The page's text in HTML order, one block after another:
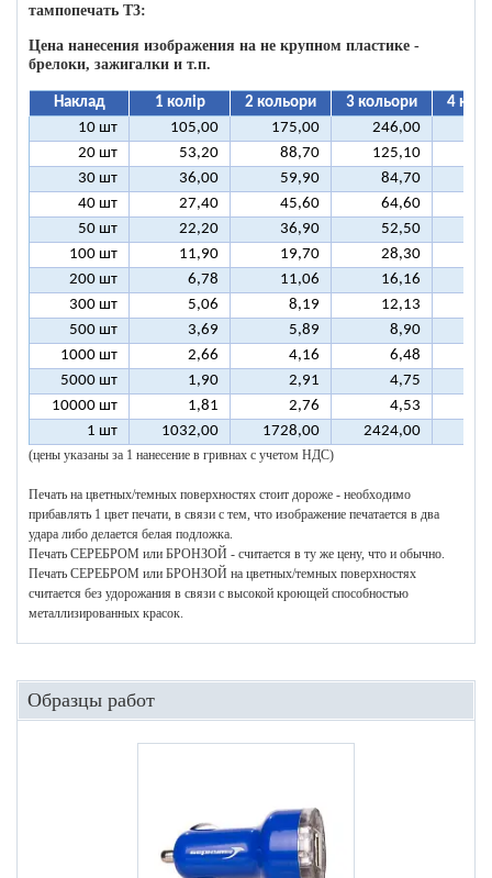
тампопечать T3:
Цена нанесения изображения на не крупном пластике -
брелоки, зажигалки и т.п.
Наклад 1 колір 2 кольори 3 кольори
4
10 шт
105,00 175,00 246,00
20 шт
53,20 88,70 125,10
30 шт
36,00 59,90 84,70
40 шт
27,40 45,60 64,60
50 шт
22,20 36,90 52,50
100 шт
11,90 19,70 28,30
200 шт
6,78 11,06 16,16
300 шт
5,06 8,19 12,13
500 шт
3,69 5,89 8,90
1000 шт
2,66 4,16 6,48
5000 шт
1,90 2,91 4,75
10000 шт
1,81 2,76 4,53
1 шт
1032,00 1728,00 2424,00
(цены указаны за 1 нанесение в гривнах с учетом НДС)
Печать на цветных/темных поверхностях стоит дороже - необходимо
прибавлять 1 цвет печати, в связи с тем, что изображение печатается в два
удара либо делается белая подложка.
Печать СЕРЕБРОМ или БРОНЗОЙ - считается в ту же цену, что и обычно.
Печать СЕРЕБРОМ или БРОНЗОЙ на цветных/темных поверхностях
считается без удорожания в связи с высокой кроющей способностью
металлизированных красок.
Образцы работ